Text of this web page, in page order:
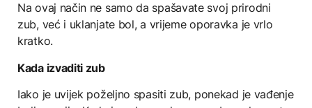
Na ovaj način ne samo da spašavate svoj prirodni
zub, već i uklanjate bol, a vrijeme oporavka je vrlo
kratko.
Kada izvaditi zub
Iako je uvijek poželjno spasiti zub, ponekad je vađenje